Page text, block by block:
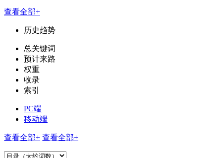
查看全部+
历史趋势
总关键词
预计来路
权重
收录
索引
PC端
移动端
查看全部+ 查看全部+